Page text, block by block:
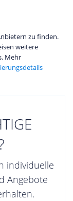
zu finden.
weitere
Mehr
individuelle
Angebote